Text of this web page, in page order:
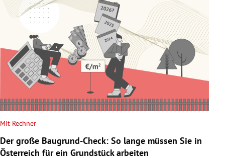
Mit Rechner
Der große Baugrund-Check: So lange müssen Sie in
Österreich für ein Grundstück arbeiten